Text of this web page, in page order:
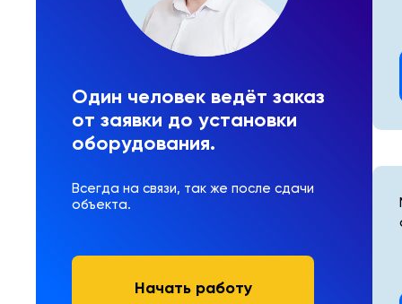
Один человек ведёт заказ
от заявки до установки
оборудования.
Всегда на связи, так же после сдачи
объекта.
Начать работу